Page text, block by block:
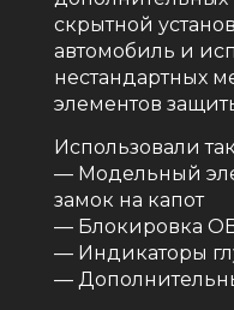
скрытной
автомобиль и
нестандартных
элементов
Использовали
— Модельный
замок на капот
— Блокировка
— Индикаторы
—